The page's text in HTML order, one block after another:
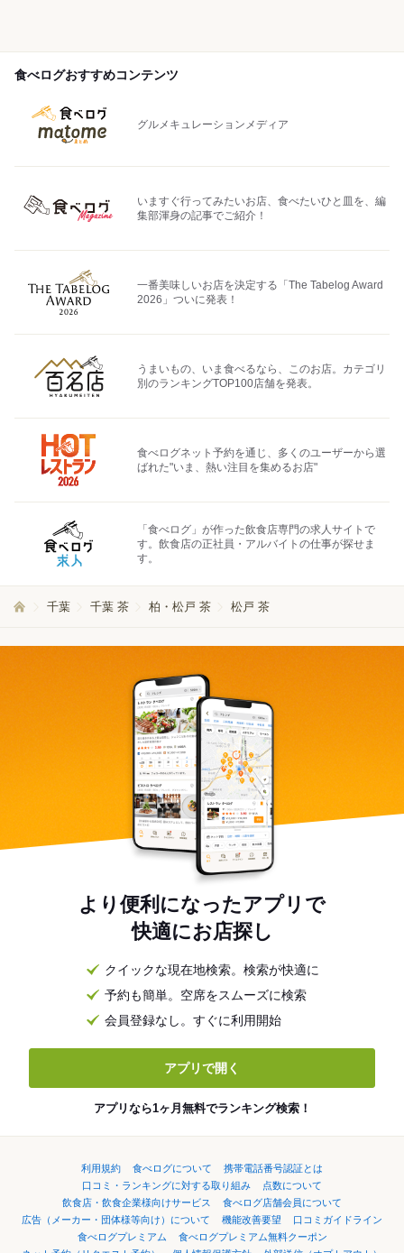
食べログおすすめコンテンツ
グルメキュレーションメディア
いますぐ行ってみたいお店、食べたいひと皿を、編
集部渾身の記事でご紹介！
一番美味しいお店を決定する「The Tabelog Award
2026」ついに発表！
うまいもの、いま食べるなら、このお店。カテゴリ
別のランキングTOP100店舗を発表。
食べログネット予約を通じ、多くのユーザーから選
ばれた"いま、熱い注目を集めるお店"
「食べログ」が作った飲食店専門の求人サイトで
す。飲食店の正社員・アルバイトの仕事が探せま
す。
千葉 千葉 茶 柏・松戸 茶 松戸 茶
より便利になったアプリで
快適にお店探し
クイックな現在地検索。検索が快適に
予約も簡単。空席をスムーズに検索
会員登録なし。すぐに利用開始
アプリで開く
アプリなら1ヶ月無料でランキング検索！
利用規約 食べログについて
携帯電話番号認証とは
口コミ・ランキングに対する取り組み
点数について
飲食店・飲食企業様向けサービス
食べログ店舗会員について
広告（メーカー・団体様等向け）について
機能改善要望
口コミガイドライン
食べログプレミアム
食べログプレミアム無料クーポン